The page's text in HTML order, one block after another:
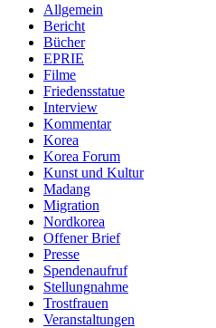
Allgemein
Bericht
Bücher
EPRIE
Filme
Friedensstatue
Interview
Kommentar
Korea
Korea Forum
Kunst und Kultur
Madang
Migration
Nordkorea
Offener Brief
Presse
Spendenaufruf
Stellungnahme
Trostfrauen
Veranstaltungen